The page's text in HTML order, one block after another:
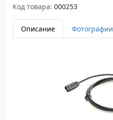
Код товара: 000253
Описание Фотографии